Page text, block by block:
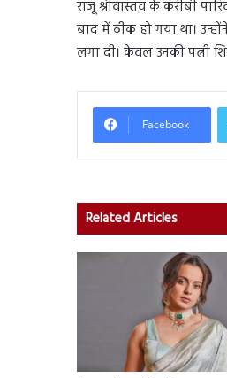
राजू श्रीवास्तव के करीबी
बाद में ठीक हो गया था।
लगा दी। केवल उनकी पत्नी
Facebook
Related Articles